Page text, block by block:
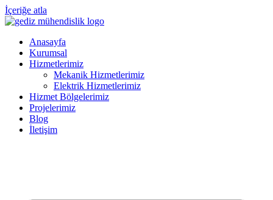
İçeriğe atla
Anasayfa
Kurumsal
Hizmetlerimiz
Mekanik Hizmetlerimiz
Elektrik Hizmetlerimiz
Hizmet Bölgelerimiz
Projelerimiz
Blog
İletişim